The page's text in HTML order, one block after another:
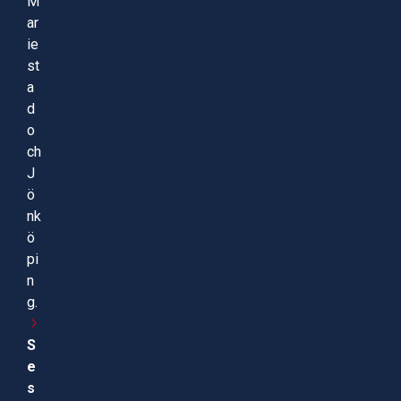
ar
ie
st
a
d
o
ch
J
ö
nk
ö
pi
n
g.
S
e
s